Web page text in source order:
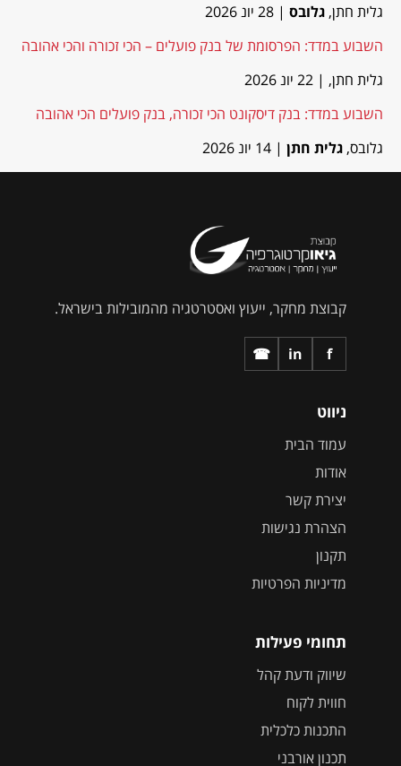
גלית חתן, גלובס | 28 יונ 2026
השבוע במדד: הפרסומת של בנק פועלים – הכי זכורה והכי אהובה
גלית חתן, | 22 יונ 2026
השבוע במדד: בנק דיסקונט הכי זכורה, בנק פועלים הכי אהובה
גלובס, גלית חתן | 14 יונ 2026
קבוצת מחקר, ייעוץ ואסטרטגיה מהמובילות בישראל.
f
in
☎
ניווט
עמוד הבית
אודות
יצירת קשר
הצהרת נגישות
תקנון
מדיניות הפרטיות
תחומי פעילות
שיווק ודעת קהל
חווית לקוח
התכנות כלכלית
תכנון אורבני